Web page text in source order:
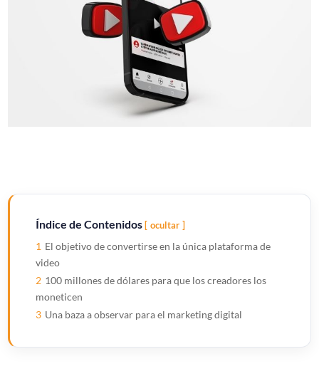
Índice de Contenidos ocultar
1 El objetivo de convertirse en la única plataforma de
video
2 100 millones de dólares para que los creadores los
moneticen
3 Una baza a observar para el marketing digital